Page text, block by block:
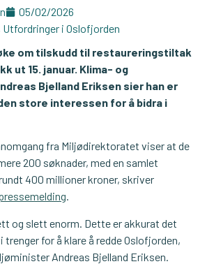
05/02/2026
Utfordringer i Oslofjorden
om tilskudd til restaureringstiltak
ut 15. januar. Klima- og
Bjelland Eriksen sier han er
store interessen for å bidra i
fra Miljødirektoratet viser at de
200 søknader, med en samlet
400 millioner kroner, skriver
.
og slett enorm. Dette er akkurat det
for å klare å redde Oslofjorden,
Andreas Bjelland Eriksen.